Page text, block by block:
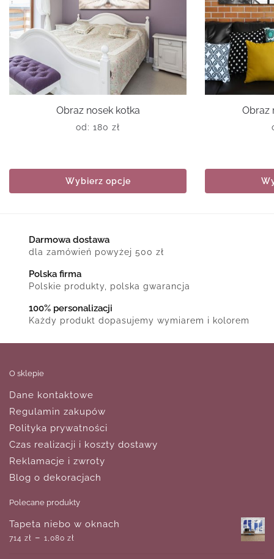
Obraz nosek kotka
od: 180 zł
Wybierz opcje
Obraz
Darmowa dostawa
dla zamówień powyżej 500 zł
Polska firma
Polskie produkty, polska gwarancja
100% personalizacji
Każdy produkt dopasujemy wymiarem i kolorem
O sklepie
Dane kontaktowe
Regulamin zakupów
Polityka prywatności
Czas realizacji i koszty dostawy
Reklamacje i zwroty
Blog o dekoracjach
Polecane produkty
Tapeta niebo w oknach
714 zł – 1,080 zł